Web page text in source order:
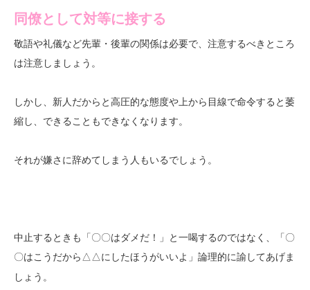
同僚として対等に接する
敬語や礼儀など先輩・後輩の関係は必要で、注意するべきところ
は注意しましょう。
しかし、新人だからと高圧的な態度や上から目線で命令すると萎
縮し、できることもできなくなります。
それが嫌さに辞めてしまう人もいるでしょう。
中止するときも「〇〇はダメだ！」と一喝するのではなく、「〇
〇はこうだから△△にしたほうがいいよ」 論理的に諭してあげま
しょう。